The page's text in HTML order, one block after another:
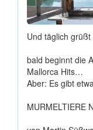
Und täglich
bald beginnt die
Mallorca Hits…
Aber: Es gibt
MURMELTIERE